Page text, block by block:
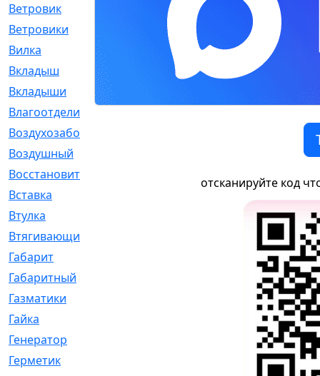
Ветровик
Ветровики
Вилка
Вкладыш
Вкладыши
Влагоотделитель
Воздухозаборник
Воздушный
Восстановительный
Вставка
Втулка
Втягивающий
Габарит
Габаритный
Газматики
Гайка
Генератор
Герметик
отсканируйте код